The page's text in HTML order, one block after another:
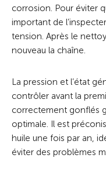
corrosion. Pour éviter
important de
tension. Après le
nouveau la chaîne.
La pression et l’état
contrôler avant la
correctement gonflés
optimale. Il est
huile une fois par an,
éviter des problèmes